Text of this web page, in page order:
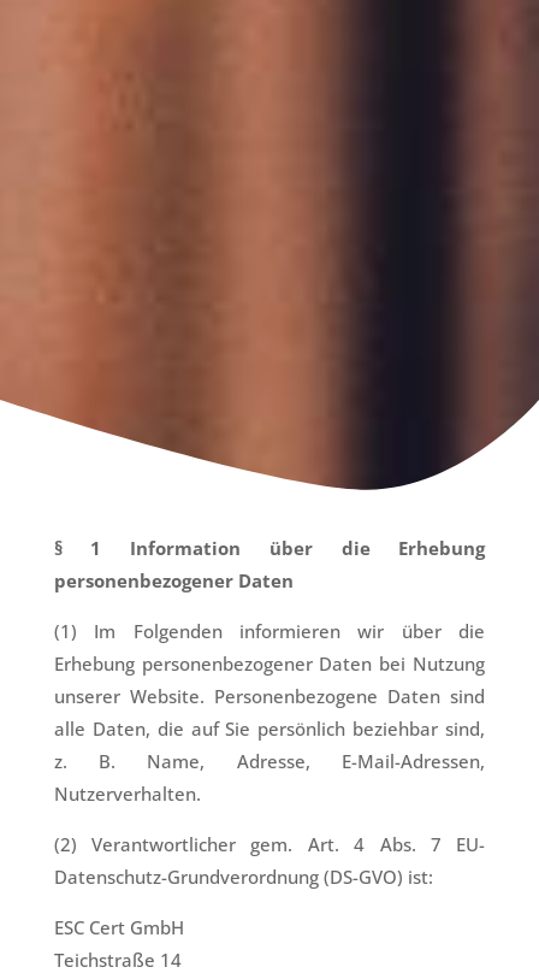
§ 1 Information über die Erhebung
personenbezogener Daten
(1) Im Folgenden informieren wir über die
Erhebung personenbezogener Daten bei Nutzung
unserer Website. Personenbezogene Daten sind
alle Daten, die auf Sie persönlich beziehbar sind,
z. B. Name, Adresse, E-Mail-Adressen,
Nutzerverhalten.
(2) Verantwortlicher gem. Art. 4 Abs. 7 EU-
Datenschutz-Grundverordnung (DS-GVO) ist:
ESC Cert GmbH
Teichstraße 14